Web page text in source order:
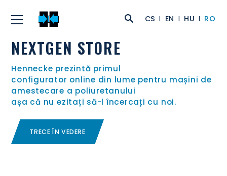
CS EN HU RO
NEXTGEN STORE
Hennecke prezintă primul
configurator online din lume pentru mașini de
amestecare a poliuretanului
așa că nu ezitați să-l încercați cu noi.
TRECE ÎN VEDERE